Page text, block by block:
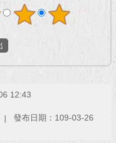
12:43
發布日期：109-03-26